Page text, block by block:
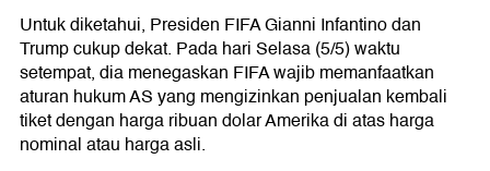
Untuk diketahui, Presiden FIFA Gianni Infantino dan
Trump cukup dekat. Pada hari Selasa (5/5) waktu
setempat, dia menegaskan FIFA wajib memanfaatkan
aturan hukum AS yang mengizinkan penjualan kembali
tiket dengan harga ribuan dolar Amerika di atas harga
nominal atau harga asli.